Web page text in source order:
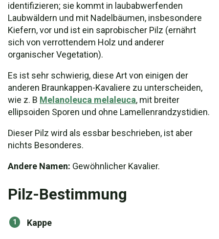
identifizieren; sie kommt in laubabwerfenden
Laubwäldern und mit Nadelbäumen, insbesondere
Kiefern, vor und ist ein saprobischer Pilz (ernährt
sich von verrottendem Holz und anderer
organischer Vegetation).
Es ist sehr schwierig, diese Art von einigen der
anderen Braunkappen-Kavaliere zu unterscheiden,
wie z. B Melanoleuca melaleuca, mit breiter
ellipsoiden Sporen und ohne Lamellenrandzystidien.
Dieser Pilz wird als essbar beschrieben, ist aber
nichts Besonderes.
Andere Namen: Gewöhnlicher Kavalier.
Pilz-Bestimmung
Kappe